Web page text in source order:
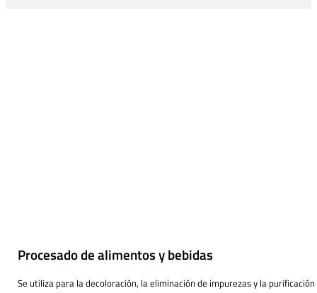
Procesado de alimentos y bebidas
Se utiliza para la decoloración, la eliminación de impurezas y la